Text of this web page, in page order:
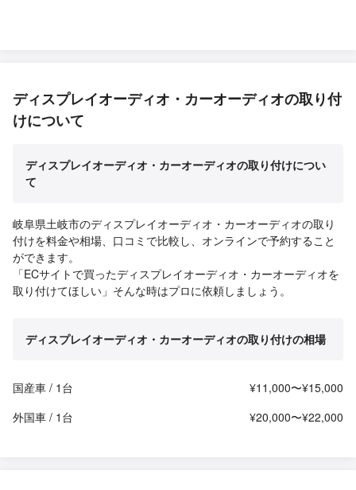
ディスプレイオーディオ・カーオーディオの取り付
けについて
ディスプレイオーディオ・カーオーディオの取り付けについ
て
岐阜県土岐市のディスプレイオーディオ・カーオーディオの取り
付けを料金や相場、口コミで比較し、オンラインで予約すること
ができます。
「ECサイトで買ったディスプレイオーディオ・カーオーディオを
取り付けてほしい」そんな時はプロに依頼しましょう。
ディスプレイオーディオ・カーオーディオの取り付けの相場
国産車 / 1台
¥11,000〜¥15,000
外国車 / 1台
¥20,000〜¥22,000